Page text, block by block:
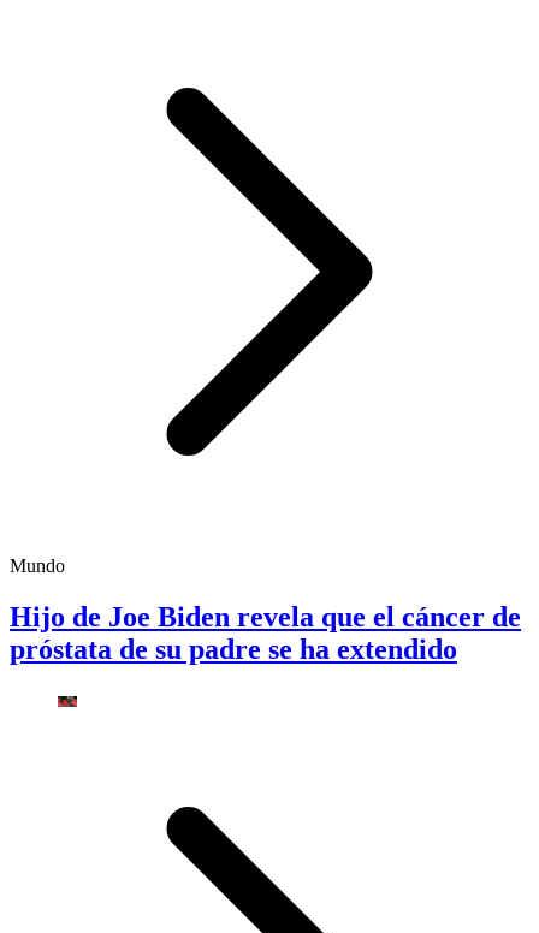
Mundo
Hijo de Joe Biden revela que el cáncer de
próstata de su padre se ha extendido